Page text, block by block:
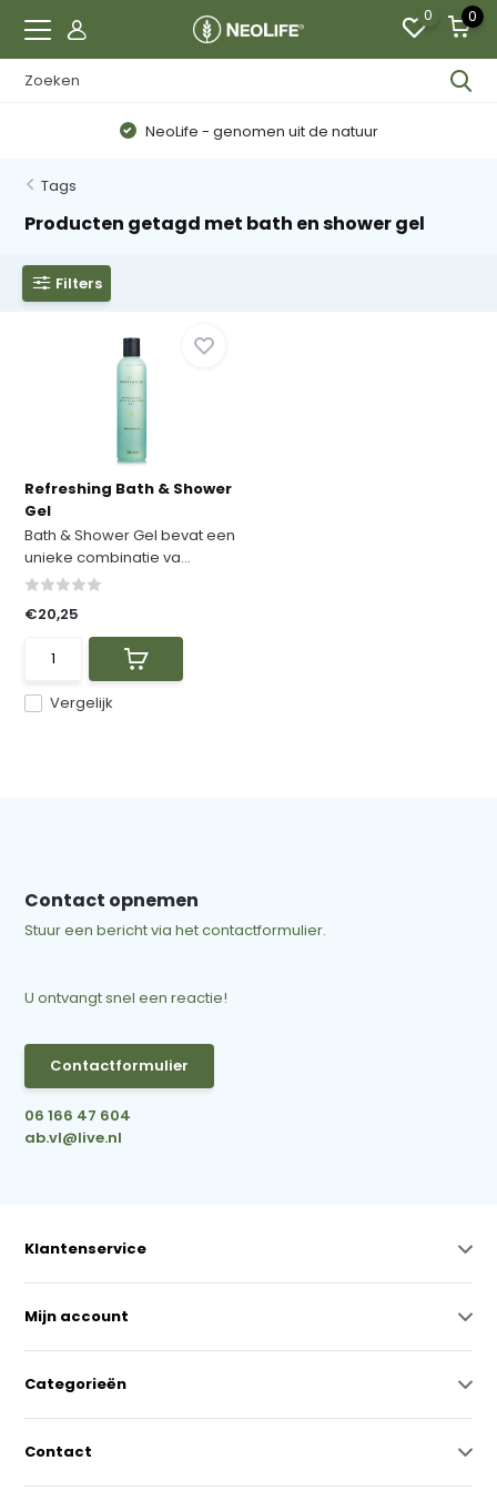
0 0
NeoLife - genomen uit de natuur
Tags
Producten getagd met bath en shower gel
Filters
Refreshing Bath & Shower
Gel
Bath & Shower Gel bevat een
unieke combinatie va...
Vergelijk
€20,25
Contact opnemen
Stuur een bericht via het contactformulier.
U ontvangt snel een reactie!
Contactformulier
06 166 47 604
ab.vl@live.nl
Klantenservice
Mijn account
Categorieën
Contact